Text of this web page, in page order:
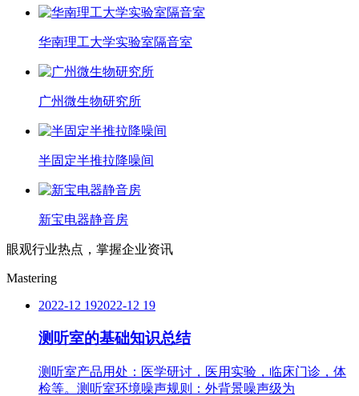
华南理工大学实验室隔音室
广州微生物研究所
半固定半推拉降噪间
新宝电器静音房
眼观行业热点，掌握企业资讯
Mastering
2022-12 192022-12 19
测听室的基础知识总结
测听室产品用处：医学研讨，医用实验，临床门诊，体
检等。测听室环境噪声规则：外背景噪声级为